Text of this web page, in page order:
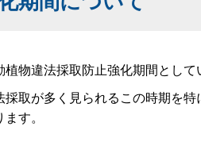
物違法採取防止強化期間として
取が多く見られるこの時期を
す。